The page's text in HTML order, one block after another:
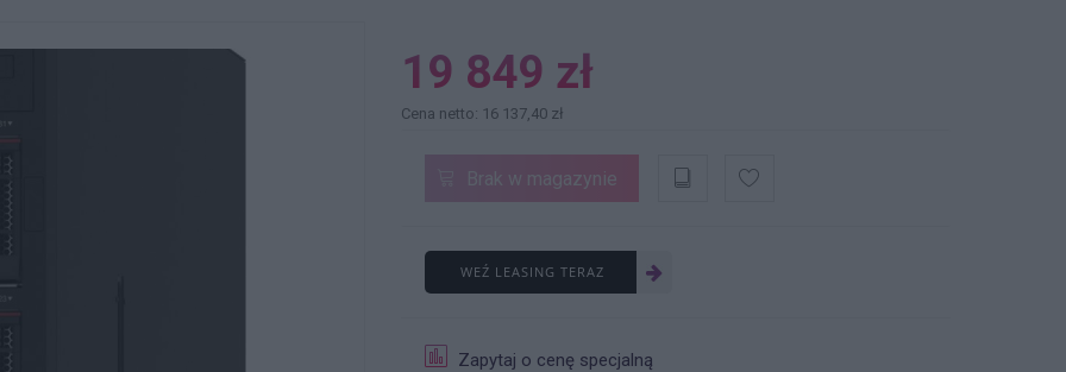
19 849 zł
Cena netto: 16 137,40 zł
Brak w magazynie
WEŹ LEASING TERAZ
Zapytaj o cenę specjalną